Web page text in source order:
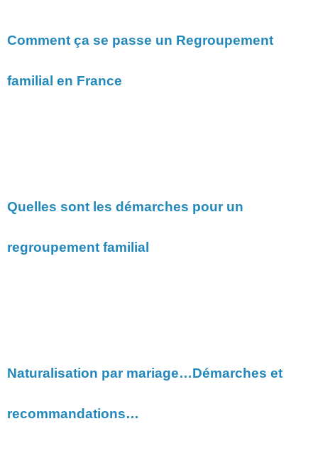
Comment ça se passe un Regroupement
familial en France
Quelles sont les démarches pour un
regroupement familial
Naturalisation par mariage…Démarches et
recommandations…